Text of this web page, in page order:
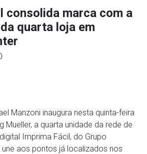
consolida marca com a
quarta loja em
Manzoni inaugura nesta quinta-feira
Mueller, a quarta unidade da rede de
Imprima Fácil, do Grupo
une aos pontos já localizados nos